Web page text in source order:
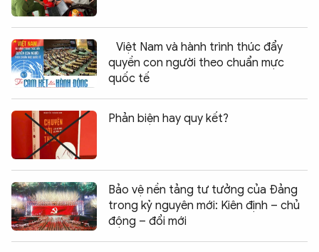
Việt Nam và hành trình thúc đẩy
quyền con người theo chuẩn mực
quốc tế
Phản biện hay quy kết?
Bảo vệ nền tảng tư tưởng của Đảng
trong kỷ nguyên mới: Kiên định – chủ
động – đổi mới